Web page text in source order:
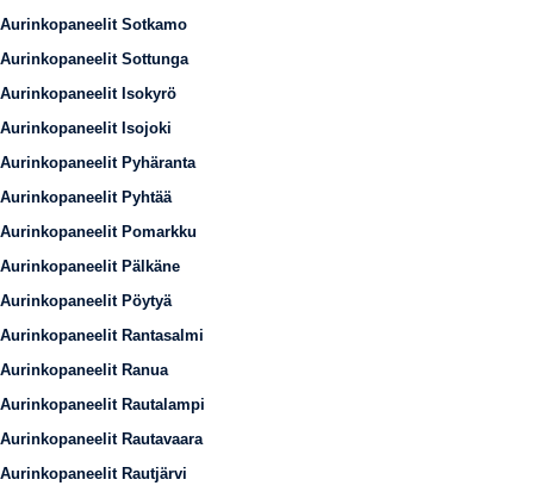
Aurinkopaneelit Sotkamo
Aurinkopaneelit Sottunga
Aurinkopaneelit Isokyrö
Aurinkopaneelit Isojoki
Aurinkopaneelit Pyhäranta
Aurinkopaneelit Pyhtää
Aurinkopaneelit Pomarkku
Aurinkopaneelit Pälkäne
Aurinkopaneelit Pöytyä
Aurinkopaneelit Rantasalmi
Aurinkopaneelit Ranua
Aurinkopaneelit Rautalampi
Aurinkopaneelit Rautavaara
Aurinkopaneelit Rautjärvi